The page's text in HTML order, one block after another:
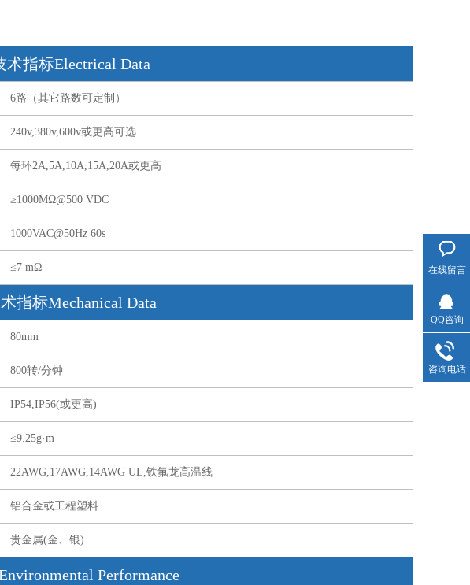
术指标Electrical Data
6路（其它路数可定制）
240v,380v,600v或更高可选
每环2A,5A,10A,15A,20A或更高
≥1000MΩ@500 VDC
1000VAC@50Hz 60s
≤7 mΩ
指标Mechanical Data
80mm
800转/分钟
IP54,IP56(或更高)
≤9.25g·m
22AWG,17AWG,14AWG UL,铁氟龙高温线
铝合金或工程塑料
贵金属(金、银)
Performance
在线留言
QQ咨询
咨询电话